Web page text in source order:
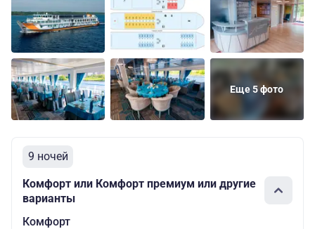
Еще 5 фото
9 ночей
Комфорт или Комфорт премиум или другие
варианты
Комфорт